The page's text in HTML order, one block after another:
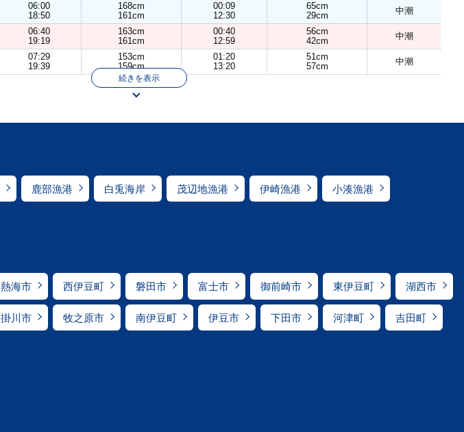
06:00
18:50
168cm
161cm
00:09
12:30
65cm
29cm
中潮
06:40
19:19
163cm
161cm
00:40
12:59
56cm
42cm
中潮
07:29
19:39
153cm
159cm
01:20
13:20
51cm
57cm
中潮
続きを表示
鹿部漁港 白兎海岸 茂辺地漁港 伊崎漁港 小湊漁港
熱海市 西伊豆町 磐田市 富士市 御前崎市 東伊豆町 湖西市
掛川市 牧之原市 南伊豆町 伊豆市 下田市 河津町 吉田町